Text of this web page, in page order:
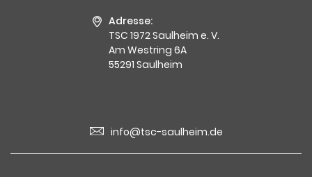
Adresse:
TSC 1972 Saulheim e. V.
Am Westring 6A
55291 Saulheim
info@tsc-saulheim.de